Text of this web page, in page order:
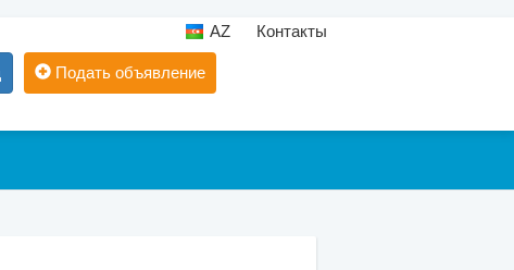
AZ Контакты
Подать объявление